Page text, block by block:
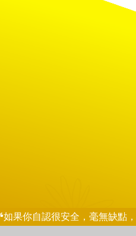
如果你自認很安全，毫無缺點